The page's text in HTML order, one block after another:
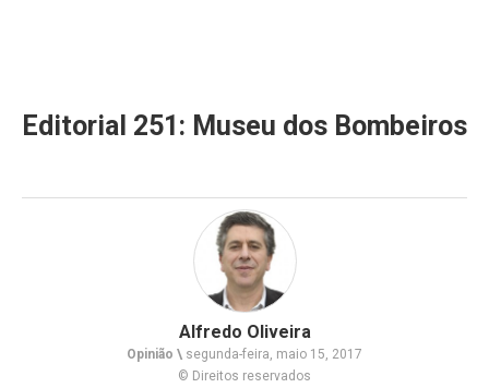
Editorial 251: Museu dos Bombeiros
Alfredo Oliveira
Opinião \ segunda-feira, maio 15, 2017
© Direitos reservados